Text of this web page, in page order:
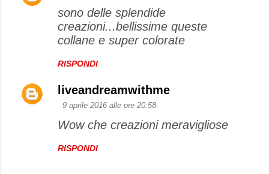
sono delle splendide
creazioni...bellissime queste
collane e super colorate
RISPONDI
liveandreamwithme
9 aprile 2016 alle ore 20:58
Wow che creazioni meravigliose
RISPONDI